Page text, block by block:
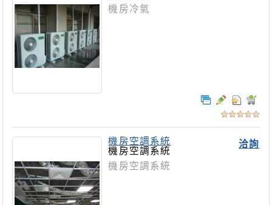
機房冷氣
洽詢
機房空調系統
機房空調系統
機房空調系統